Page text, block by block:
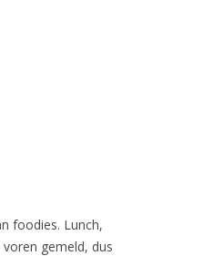
foodies. Lunch,
gemeld, dus